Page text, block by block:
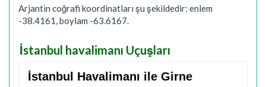
Arjantin coğrafi koordinatları şu şekildedir: enlem
-38.4161, boylam -63.6167.
İstanbul havalimanı Uçuşları
İstanbul Havalimanı ile Girne